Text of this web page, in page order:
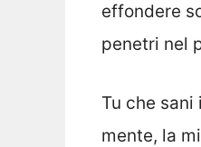
effondere
penetri nel
Tu che
mente, la